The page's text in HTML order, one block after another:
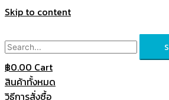
Skip to content
฿0.00 Cart
สินค้าทั้งหมด
วิธีการสั่งซื้อ